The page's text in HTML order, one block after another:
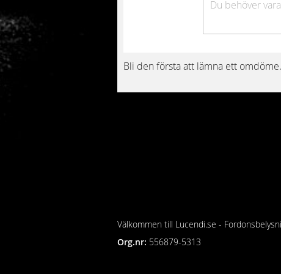
Bli den första att lämna ett omdöme.
Välkommen till Lucendi.se -
Org.nr: 556879-5313